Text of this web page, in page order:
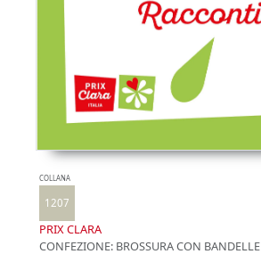
COLLANA
1207
PRIX CLARA
CONFEZIONE: BROSSURA CON BANDELLE